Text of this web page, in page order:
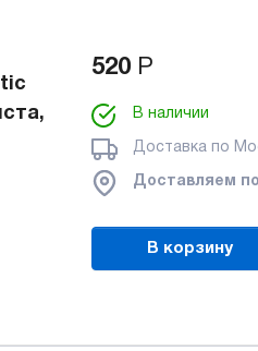
520 Р
В наличии
Доставка по
Доставляем
В корзину